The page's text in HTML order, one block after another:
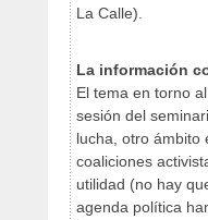
La Calle).
La información
El tema en torno
sesión del
lucha, otro ámbito
coaliciones
utilidad (no hay
agenda política